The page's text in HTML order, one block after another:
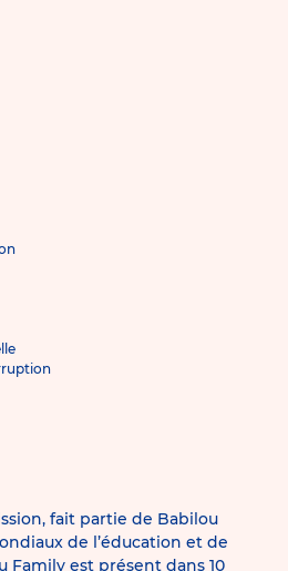
fait partie de Babilou
de l’éducation et de
Family est présent dans 10